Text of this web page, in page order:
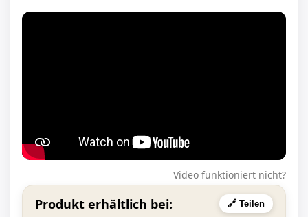
Video funktioniert nicht?
Produkt erhältlich bei: 🔗 Teilen